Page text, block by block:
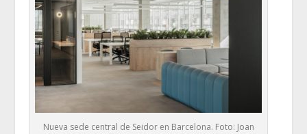
Nueva sede central de Seidor en Barcelona. Foto: Joan